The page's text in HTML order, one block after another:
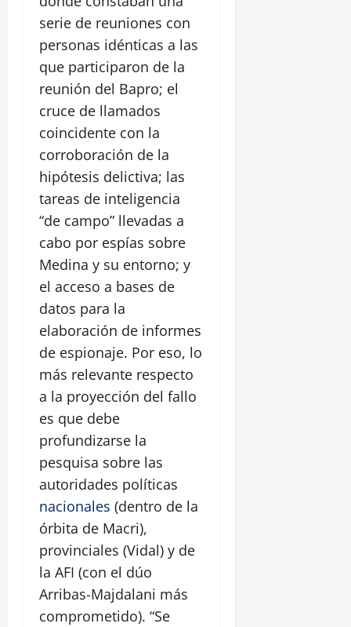
serie de reuniones con
personas idénticas a las
que participaron de la
reunión del Bapro; el
cruce de llamados
coincidente con la
corroboración de la
hipótesis delictiva; las
tareas de inteligencia
“de campo” llevadas a
cabo por espías sobre
Medina y su entorno; y
el acceso a bases de
datos para la
elaboración de informes
de espionaje. Por eso, lo
más relevante respecto
a la proyección del fallo
es que debe
profundizarse la
pesquisa sobre las
autoridades políticas
nacionales (dentro de la
órbita de Macri),
provinciales (Vidal) y de
la AFI (con el dúo
Arribas-Majdalani más
comprometido). “Se